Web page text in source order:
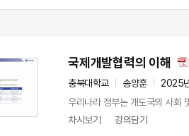
국제개발협력의 이해
충북대학교 송양훈
2025
우리나라 정부는 개도국의 사회
차시보기
강의담기